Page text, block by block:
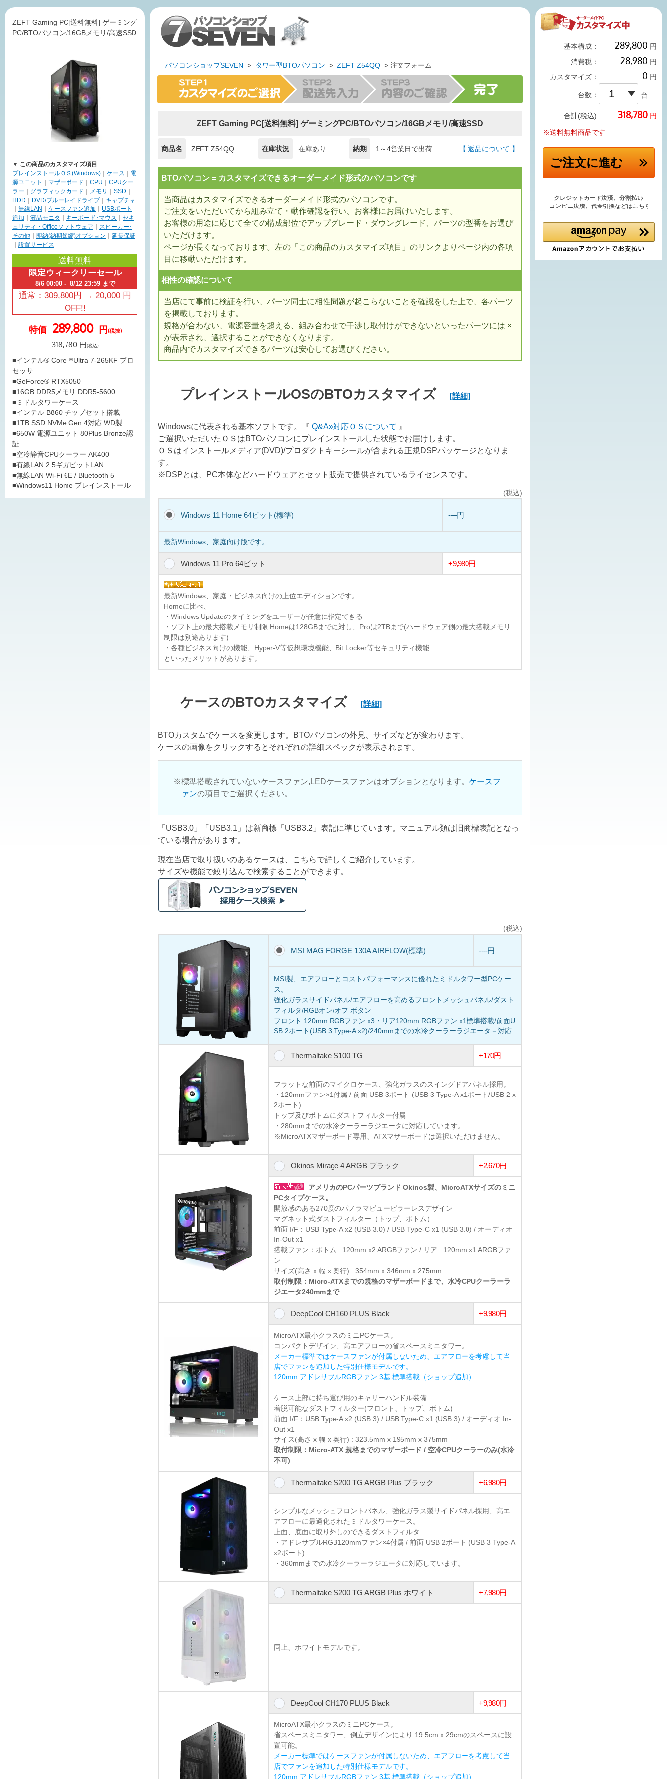
ZEFT Gaming PC[送料無料] ゲーミング
PC/BTOパソコン/16GBメモリ/高速SSD
▼ この商品のカスタマイズ項目
プレインストールＯＳ(Windows)
ケース
電
源ユニット
マザーボード CPU
CPUクー
ラー
グラフィックカード メモリ SSD
HDD
DVD/ブルーレイドライブ
キャプチャ
無線LAN ケースファン追加
USBポート
追加
液晶モニタ キーボード･マウス
セキ
ュリティ・Officeソフトウェア
スピーカー･
その他
即納(納期短縮)オプション
延長保証
設置サービス
送料無料
限定ウィークリーセール
8/6 00:00 - 8/12 23:59 まで
通常：309,800円 →20,000 円
OFF!!
特価 289,800 円(税抜)
318,780円(税込)
■インテル® Core™Ultra 7-265KF プロ
セッサ
■GeForce® RTX5050
■16GB DDR5メモリ DDR5-5600
■ミドルタワーケース
■インテル B860 チップセット搭載
■1TB SSD NVMe Gen.4対応 WD製
■650W 電源ユニット 80Plus Bronze認
証
■空冷静音CPUクーラー AK400
■有線LAN 2.5ギガビットLAN
■無線LAN Wi-Fi 6E / Bluetooth 5
■Windows11 Home プレインストール
パソコンショップSEVEN > タワー型BTOパソコン >ZEFT Z54QQ > 注文フォーム
ZEFT Gaming PC[送料無料] ゲーミングPC/BTOパソコン/16GBメモリ/高速SSD
商品名 ZEFT Z54QQ 在庫状況 在庫あり 納期 1～4営業日で出荷 【 返品について 】
BTOパソコン = カスタマイズできるオーダーメイド形式のパソコンです
当商品はカスタマイズできるオーダーメイド形式のパソコンです。
ご注文をいただいてから組み立て・動作確認を行い、お客様にお届けいたします。
お客様の用途に応じて全ての構成部位でアップグレード・ダウングレード、パーツの型番をお選び
いただけます。
ページが長くなっております。左の「この商品のカスタマイズ項目」のリンクよりページ内の各項
目に移動いただけます。
相性の確認について
当店にて事前に検証を行い、パーツ同士に相性問題が起こらないことを確認をした上で、各パーツ
を掲載しております。
規格が合わない、電源容量を超える、組み合わせで干渉し取付けができないといったパーツには ×
が表示され、選択することができなくなります。
商品内でカスタマイズできるパーツは安心してお選びください。
プレインストールOSのBTOカスタマイズ[詳細]
Windowsに代表される基本ソフトです。『Q&A»対応ＯＳについて 』
ご選択いただいたＯＳはBTOパソコンにプレインストールした状態でお届けします。
ＯＳはインストールメディア(DVD)/プロダクトキーシールが含まれる正規DSPパッケージとなりま
す。
※DSPとは、PC本体などハードウェアとセット販売で提供されているライセンスです。
(税込)
Windows 11 Home 64ビット(標準) ----円
最新Windows、家庭向け版です。
Windows 11 Pro 64ビット +9,980円
最新Windows、家庭・ビジネス向けの上位エディションです。
Homeに比べ、
・Windows Updateのタイミングをユーザーが任意に指定できる
・ソフト上の最大搭載メモリ制限 Homeは128GBまでに対し、Proは2TBまで(ハードウェア側の最大搭載メモリ
制限は別途あります)
・各種ビジネス向けの機能、Hyper-V等仮想環境機能、Bit Locker等セキュリティ機能
といったメリットがあります。
ケースのBTOカスタマイズ[詳細]
BTOカスタムでケースを変更します。BTOパソコンの外見、サイズなどが変わります。
ケースの画像をクリックするとそれぞれの詳細スペックが表示されます。
標準搭載されていないケースファン,LEDケースファンはオプションとなります。ケースフ
ァンの項目でご選択ください。
「USB3.0」「USB3.1」は新商標「USB3.2」表記に準じています。マニュアル類は旧商標表記となっ
ている場合があります。
現在当店で取り扱いのあるケースは、こちらで詳しくご紹介しています。
サイズや機能で絞り込んで検索することができます。
(税込)
MSI MAG FORGE 130A AIRFLOW(標準) ----円
MSI製、エアフローとコストパフォーマンスに優れたミドルタワー型PCケー
ス。
強化ガラスサイドパネル/エアフローを高めるフロントメッシュパネル/ダスト
フィルタ/RGBオン/オフ ボタン
フロント 120mm RGBファン x3・リア120mm RGBファン x1標準搭載/前面U
SB 2ポート(USB 3 Type-A x2)/240mmまでの水冷クーラーラジエータ－対応
Thermaltake S100 TG +170円
フラットな前面のマイクロケース、強化ガラスのスイングドアパネル採用。
・120mmファン×1付属 / 前面 USB 3ポート (USB 3 Type-A x1ポート/USB 2 x
2ポート)
トップ及びボトムにダストフィルター付属
・280mmまでの水冷クーラーラジエータに対応しています。
※MicroATXマザーボード専用、ATXマザーボードは選択いただけません。
Okinos Mirage 4 ARGB ブラック +2,670円
アメリカのPCパーツブランド Okinos製、MicroATXサイズのミニ
PCタイプケース。
開放感のある270度のパノラマビューピラーレスデザイン
マグネット式ダストフィルター（トップ、ボトム）
前面 I/F：USB Type-A x2 (USB 3.0) / USB Type-C x1 (USB 3.0) / オーディオ
In-Out x1
搭載ファン：ボトム : 120mm x2 ARGBファン / リア : 120mm x1 ARGBファ
ン
サイズ(高さ x 幅 x 奥行) : 354mm x 346mm x 275mm
取付制限：Micro-ATXまでの規格のマザーボードまで、水冷CPUクーラーラ
ジエータ240mmまで
DeepCool CH160 PLUS Black +9,980円
MicroATX最小クラスのミニPCケース。
コンパクトデザイン、高エアフローの省スペースミニタワー。
メーカー標準ではケースファンが付属しないため、エアフローを考慮して当
店でファンを追加した特別仕様モデルです。
120mm アドレサブルRGBファン 3基 標準搭載（ショップ追加）
ケース上部に持ち運び用のキャリーハンドル装備
着脱可能なダストフィルター(フロント、トップ、ボトム)
前面 I/F：USB Type-A x2 (USB 3) / USB Type-C x1 (USB 3) / オーディオ In-
Out x1
サイズ(高さ x 幅 x 奥行) : 323.5mm x 195mm x 375mm
取付制限：Micro-ATX 規格までのマザーボード / 空冷CPUクーラーのみ(水冷
不可)
Thermaltake S200 TG ARGB Plus ブラック +6,980円
シンプルなメッシュフロントパネル、強化ガラス製サイドパネル採用、高エ
アフローに最適化されたミドルタワーケース。
上面、底面に取り外しのできるダストフィルタ
・アドレサブルRGB120mmファン×4付属 / 前面 USB 2ポート (USB 3 Type-A
x2ポート)
・360mmまでの水冷クーラーラジエータに対応しています。
Thermaltake S200 TG ARGB Plus ホワイト +7,980円
同上、ホワイトモデルです。
DeepCool CH170 PLUS Black +9,980円
MicroATX最小クラスのミニPCケース。
省スペースミニタワー、倒立デザインにより 19.5cm x 29cmのスペースに設
置可能。
メーカー標準ではケースファンが付属しないため、エアフローを考慮して当
店でファンを追加した特別仕様モデルです。
120mm アドレサブルRGBファン 3基 標準搭載（ショップ追加）
基本構成：
円
消費税：
円
カスタマイズ：
円
台数： 台
合計(税込): 円
※送料無料商品です
ご注文に進む